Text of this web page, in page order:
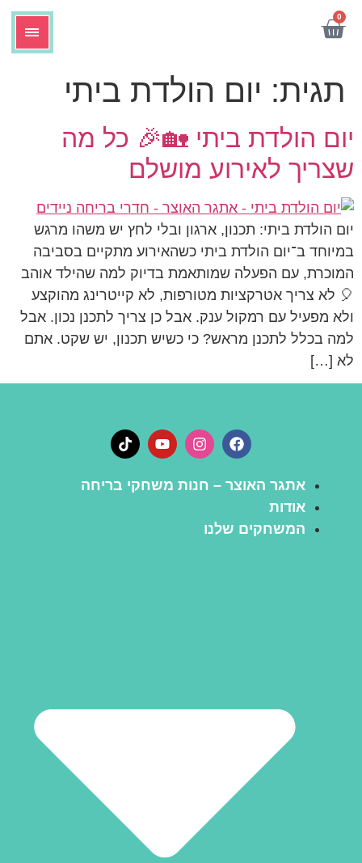
לתוכן
0
תגית: יום הולדת ביתי
יום הולדת ביתי 🏡🎉 כל מה
שצריך לאירוע מושלם
יום הולדת ביתי: תכנון, ארגון ובלי לחץ יש משהו מרגש
במיוחד ב־יום הולדת ביתי כשהאירוע מתקיים בסביבה
המוכרת, עם הפעלה שמותאמת בדיוק למה שהילד אוהב
🎈 לא צריך אטרקציות מטורפות, לא קייטרינג מהוקצע
ולא מפעיל עם רמקול ענק. אבל כן צריך לתכנן נכון. אבל
למה בכלל לתכנן מראש? כי כשיש תכנון, יש שקט. אתם
לא […]
אתגר האוצר – חנות משחקי בריחה
אודות
המשחקים שלנו